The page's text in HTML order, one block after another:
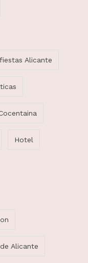
fiestas Alicante
Hotel
Alicante